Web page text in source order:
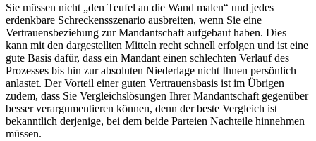
Sie müssen nicht „den Teufel an die Wand malen“ und jedes
erdenkbare Schreckensszenario ausbreiten, wenn Sie eine
Vertrauensbeziehung zur Mandantschaft aufgebaut haben. Dies
kann mit den dargestellten Mitteln recht schnell erfolgen und ist eine
gute Basis dafür, dass ein Mandant einen schlechten Verlauf des
Prozesses bis hin zur absoluten Niederlage nicht Ihnen persönlich
anlastet. Der Vorteil einer guten Vertrauensbasis ist im Übrigen
zudem, dass Sie Vergleichslösungen Ihrer Mandantschaft gegenüber
besser verargumentieren können, denn der beste Vergleich ist
bekanntlich derjenige, bei dem beide Parteien Nachteile hinnehmen
müssen.